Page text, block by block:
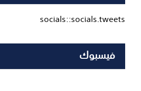
socials::socials.tweets
فيسبوك